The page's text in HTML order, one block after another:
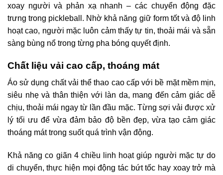
xoay người và phản xạ nhanh – các chuyển động đặc
trưng trong pickleball. Nhờ khả năng giữ form tốt và độ linh
hoạt cao, người mặc luôn cảm thấy tự tin, thoải mái và sẵn
sàng bùng nổ trong từng pha bóng quyết định.
Chất liệu vải cao cấp, thoáng mát
Áo sử dụng chất vải thể thao cao cấp với bề mặt mềm mịn,
siêu nhẹ và thân thiện với làn da, mang đến cảm giác dễ
chịu, thoải mái ngay từ lần đầu mặc. Từng sợi vải được xử
lý tối ưu để vừa đảm bảo độ bền đẹp, vừa tạo cảm giác
thoáng mát trong suốt quá trình vận động.
Khả năng co giãn 4 chiều linh hoạt giúp người mặc tự do
di chuyển, thực hiện mọi động tác bứt tốc hay xoay trở mà